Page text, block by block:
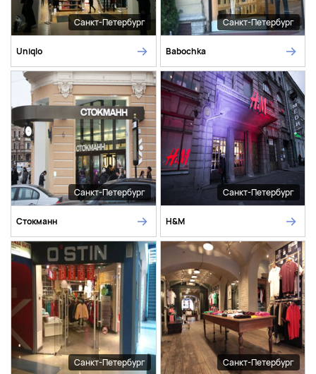
Санкт-Петербург
Uniqlo
Санкт-Петербург
Babochka
Санкт-Петербург
Стокманн
Санкт-Петербург
H&M
Санкт-Петербург Санкт-Петербург